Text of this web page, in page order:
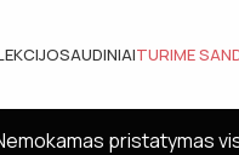
AUDINIAITURIME
pristatymas